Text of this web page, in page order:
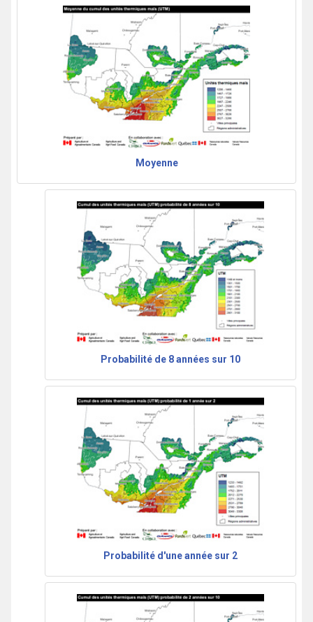
Moyenne
Probabilité de 8 années sur 10
Probabilité d'une année sur 2